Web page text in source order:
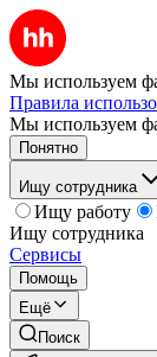
Мы используем
Правила
Мы используем
Понятно
Ищу сотрудника
Ищу работу
Ищу сотрудника
Сервисы
Помощь
Ещё
Поиск